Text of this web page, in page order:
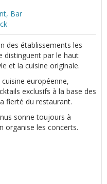
Bar
des établissements les
distinguent par le haut
et la cuisine originale.
européenne,
exclusifs à la base des
fierté du restaurant.
sonne toujours à
organise les concerts.